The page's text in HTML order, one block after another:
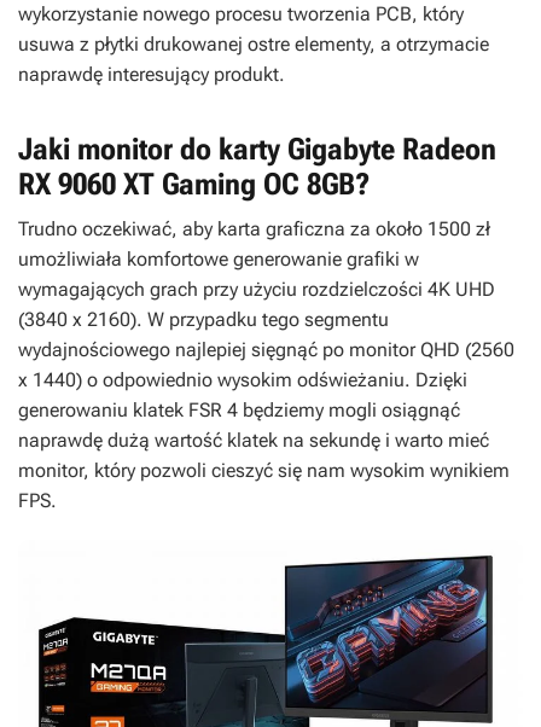
wykorzystanie nowego procesu tworzenia PCB, który
usuwa z płytki drukowanej ostre elementy, a otrzymacie
naprawdę interesujący produkt.
Jaki monitor do karty Gigabyte Radeon
RX 9060 XT Gaming OC 8GB?
Trudno oczekiwać, aby karta graficzna za około 1500 zł
umożliwiała komfortowe generowanie grafiki w
wymagających grach przy użyciu rozdzielczości 4K UHD
(3840 x 2160). W przypadku tego segmentu
wydajnościowego najlepiej sięgnąć po monitor QHD (2560
x 1440) o odpowiednio wysokim odświeżaniu. Dzięki
generowaniu klatek FSR 4 będziemy mogli osiągnąć
naprawdę dużą wartość klatek na sekundę i warto mieć
monitor, który pozwoli cieszyć się nam wysokim wynikiem
FPS.